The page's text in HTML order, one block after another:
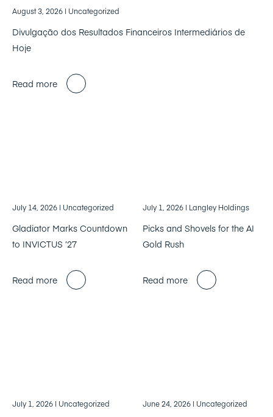
August 3, 2026 | Uncategorized
Divulgação dos Resultados Financeiros Intermediários de
Hoje
Read more
July 14, 2026 | Uncategorized
Gladiator Marks Countdown
to INVICTUS ’27
Read more
July 1, 2026 | Langley Holdings
Picks and Shovels for the AI
Gold Rush
Read more
July 1, 2026 | Uncategorized June 24, 2026 | Uncategorized